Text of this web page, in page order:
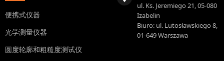
便携式仪器
光学测量仪器
圆度轮廓和粗糙度测试仪
ul. Ks. Jeremiego 21, 05-080
Izabelin
Biuro: ul. Lutosławskiego 8,
01-649 Warszawa